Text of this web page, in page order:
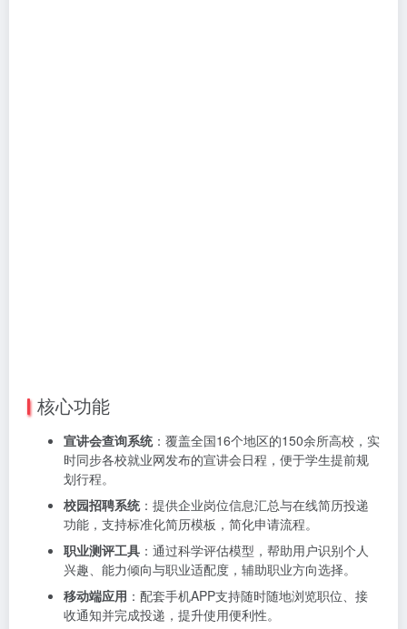
核心功能
宣讲会查询系统：覆盖全国16个地区的150余所高校，实
时同步各校就业网发布的宣讲会日程，便于学生提前规
划行程。
校园招聘系统：提供企业岗位信息汇总与在线简历投递
功能，支持标准化简历模板，简化申请流程。
职业测评工具 ：通过科学评估模型，帮助用户识别个人
兴趣、能力倾向与职业适配度，辅助职业方向选择。
移动端应用 ：配套手机APP支持随时随地浏览职位、接
收通知并完成投递，提升使用便利性。